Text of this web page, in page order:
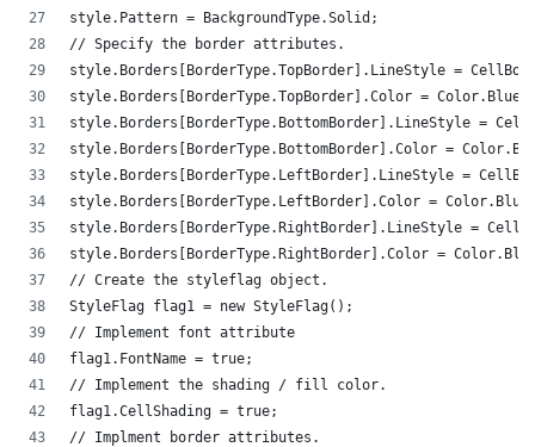
style.Pattern = BackgroundType.Solid;
// Specify the border attributes.
style.Borders[BorderType.TopBorder].LineStyle =
style.Borders[BorderType.TopBorder].Color =
style.Borders[BorderType.BottomBorder].LineStyle =
style.Borders[BorderType.BottomBorder].Color =
style.Borders[BorderType.LeftBorder].LineStyle =
style.Borders[BorderType.LeftBorder].Color =
style.Borders[BorderType.RightBorder].LineStyle =
style.Borders[BorderType.RightBorder].Color =
// Create the styleflag object.
StyleFlag flag1 = new StyleFlag();
// Implement font attribute
flag1.FontName = true;
// Implement the shading / fill color.
flag1.CellShading = true;
// Implment border attributes.